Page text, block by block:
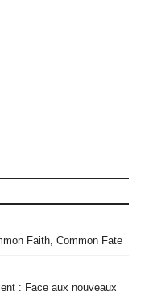
Faith, Common Fate
: Face aux nouveaux